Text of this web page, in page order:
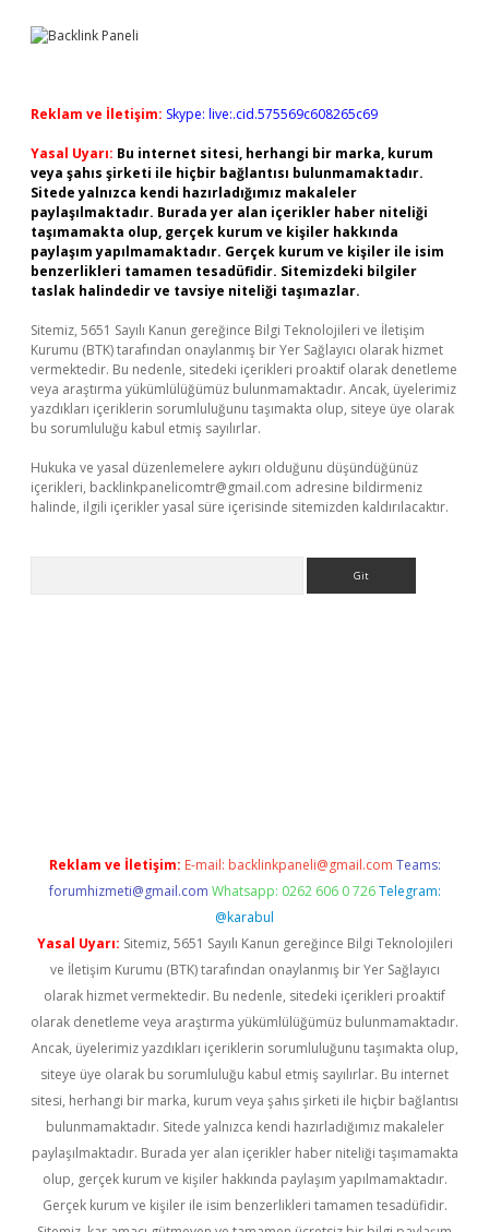
Reklam ve İletişim: Skype: live:.cid.575569c608265c69
Yasal Uyarı: Bu internet sitesi, herhangi bir marka, kurum
veya şahıs şirketi ile hiçbir bağlantısı bulunmamaktadır.
Sitede yalnızca kendi hazırladığımız makaleler
paylaşılmaktadır. Burada yer alan içerikler haber niteliği
taşımamakta olup, gerçek kurum ve kişiler hakkında
paylaşım yapılmamaktadır. Gerçek kurum ve kişiler ile isim
benzerlikleri tamamen tesadüfidir. Sitemizdeki bilgiler
taslak halindedir ve tavsiye niteliği taşımazlar.
Sitemiz, 5651 Sayılı Kanun gereğince Bilgi Teknolojileri ve İletişim
Kurumu (BTK) tarafından onaylanmış bir Yer Sağlayıcı olarak hizmet
vermektedir. Bu nedenle, sitedeki içerikleri proaktif olarak denetleme
veya araştırma yükümlülüğümüz bulunmamaktadır. Ancak, üyelerimiz
yazdıkları içeriklerin sorumluluğunu taşımakta olup, siteye üye olarak
bu sorumluluğu kabul etmiş sayılırlar.
Hukuka ve yasal düzenlemelere aykırı olduğunu düşündüğünüz
içerikleri, backlinkpanelicomtr@gmail.com adresine bildirmeniz
halinde, ilgili içerikler yasal süre içerisinde sitemizden kaldırılacaktır.
Reklam ve İletişim: E-mail: backlinkpaneli@gmail.com Teams:
forumhizmeti@gmail.com Whatsapp: 0262 606 0 726 Telegram:
@karabul
Yasal Uyarı: Sitemiz, 5651 Sayılı Kanun gereğince Bilgi Teknolojileri
ve İletişim Kurumu (BTK) tarafından onaylanmış bir Yer Sağlayıcı
olarak hizmet vermektedir. Bu nedenle, sitedeki içerikleri proaktif
olarak denetleme veya araştırma yükümlülüğümüz bulunmamaktadır.
Ancak, üyelerimiz yazdıkları içeriklerin sorumluluğunu taşımakta olup,
siteye üye olarak bu sorumluluğu kabul etmiş sayılırlar. Bu internet
sitesi, herhangi bir marka, kurum veya şahıs şirketi ile hiçbir bağlantısı
bulunmamaktadır. Sitede yalnızca kendi hazırladığımız makaleler
paylaşılmaktadır. Burada yer alan içerikler haber niteliği taşımamakta
olup, gerçek kurum ve kişiler hakkında paylaşım yapılmamaktadır.
Gerçek kurum ve kişiler ile isim benzerlikleri tamamen tesadüfidir.